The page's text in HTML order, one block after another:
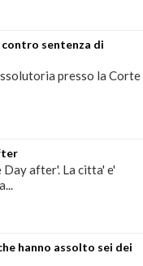
sentenza di
presso la Corte
Day after'. La citta' e'
hanno assolto sei dei